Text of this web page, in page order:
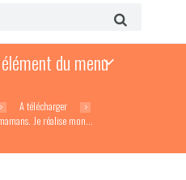
du menu
A télécharger
Je réalise mon...